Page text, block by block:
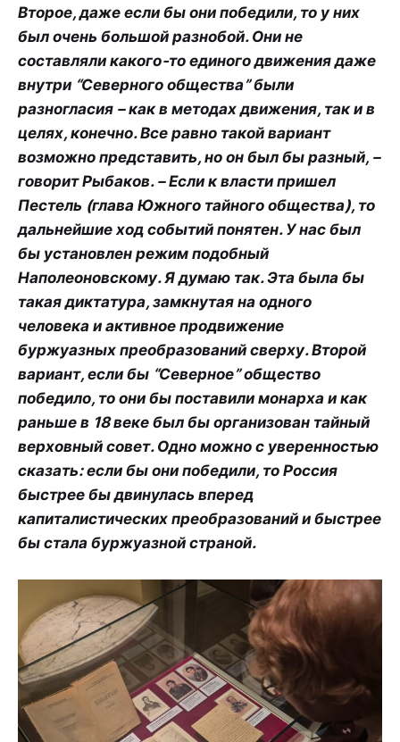
Второе, даже если бы они победили, то у них
был очень большой разнобой. Они не
составляли какого-то единого движения даже
внутри “Северного общества” были
разногласия – как в методах движения, так и в
целях, конечно. Все равно такой вариант
возможно представить, но он был бы разный, –
говорит Рыбаков. – Если к власти пришел
Пестель (глава Южного тайного общества), то
дальнейшие ход событий понятен. У нас был
бы установлен режим подобный
Наполеоновскому. Я думаю так. Эта была бы
такая диктатура, замкнутая на одного
человека и активное продвижение
буржуазных преобразований сверху. Второй
вариант, если бы “Северное” общество
победило, то они бы поставили монарха и как
раньше в 18 веке был бы организован тайный
верховный совет. Одно можно с уверенностью
сказать: если бы они победили, то Россия
быстрее бы двинулась вперед
капиталистических преобразований и быстрее
бы стала буржуазной страной.